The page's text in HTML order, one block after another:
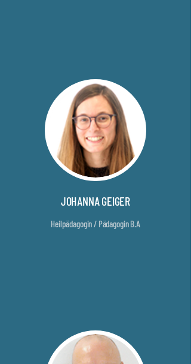
JOHANNA GEIGER
Heilpädagogin / Pädagogin B.A